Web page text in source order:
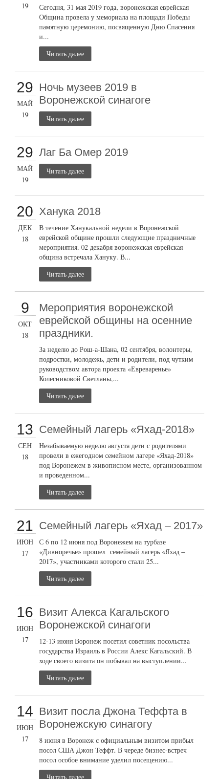
19
Сегодня, 31 мая 2019 года, воронежская еврейская
Община провела у мемориала на площади Победы
памятную церемонию, посвященную Дню Спасения
и...
Читать далее
29
МАЙ
19
Ночь музеев 2019 в
Воронежской синагоге
Читать далее
29
МАЙ
19
Лаг Ба Омер 2019
Читать далее
20
ДЕК
18
Ханука 2018
В течение Ханукальной недели в Воронежской
еврейской общине прошли следующие праздничные
мероприятия. 02 декабря воронежская еврейская
община встречала Хануку. В...
Читать далее
9
ОКТ
18
Мероприятия воронежской
еврейской общины на осенние
праздники.
За неделю до Рош-а-Шана, 02 сентября, волонтеры,
подростки, молодежь, дети и родители, под чутким
руководством автора проекта «Евреваренье»
Колесниковой Светланы,...
Читать далее
13
СЕН
18
Семейный лагерь «Яхад-2018»
Незабываемую неделю августа дети с родителями
провели в ежегодном семейном лагере «Яхад-2018»
под Воронежем в живописном месте, организованном
и проведенном...
Читать далее
21
ИЮН
17
Семейный лагерь «Яхад – 2017»
С 6 по 12 июня под Воронежем на турбазе
«Дивноречье» прошел семейный лагерь «Яхад –
2017», участниками которого стали 25...
Читать далее
16
ИЮН
17
Визит Алекса Кагальского
Воронежской синагоги
12-13 июня Воронеж посетил советник посольства
государства Израиль в России Алекс Кагальский. В
ходе своего визита он побывал на выступлении...
Читать далее
14
ИЮН
17
Визит посла Джона Теффта в
Воронежскую синагогу
8 июня в Воронеж с официальным визитом прибыл
посол США Джон Теффт. В череде бизнес-встреч
посол особое внимание уделил посещению...
Читать далее